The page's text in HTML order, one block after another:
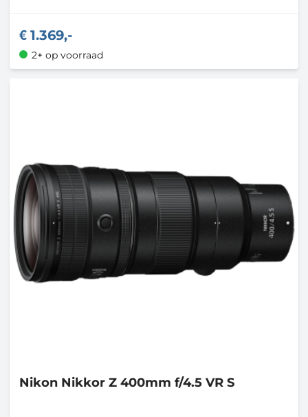
1.369,-
2+ op voorraad
Nikon Nikkor Z 400mm f/4.5 VR S